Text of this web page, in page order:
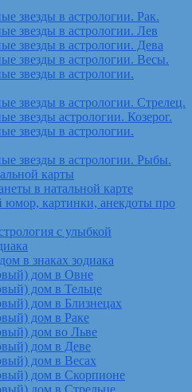
звезды в астрологии. Рак.
звезды в астрологии. Лев
звезды в астрологии. Дева
звезды в астрологии. Весы.
звезды в астрологии.
звезды в астрологии. Стрелец.
звезды астрологии. Козерог.
звезды в астрологии.
звезды в астрологии. Рыбы.
карты
в натальной карте
юмор, картинки, анекдоты про
с улыбкой
в знаках зодиака
дом в Овне
дом в Тельце
дом в Близнецах
дом в Раке
дом во Льве
дом в Деве
дом в Весах
дом в Скорпионе
дом в Стрельце